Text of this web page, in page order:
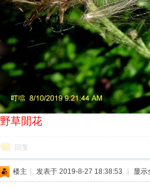
野草閒花
回复
楼主 发表于 2019-8-27 18:38:53 显示